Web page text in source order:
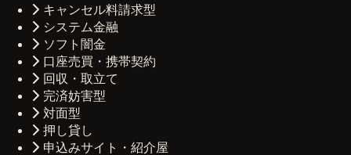
キャンセル料請求型
システム金融
ソフト闇金
口座売買・携帯契約
回収・取立て
完済妨害型
対面型
押し貸し
申込みサイト・紹介屋